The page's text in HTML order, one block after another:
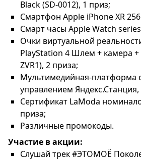
Black (SD-0012), 1 приз;
Смартфон Apple iPhone XR
Смарт часы Apple Watch
Очки виртуальной
PlayStation 4 Шлем + камера +
ZVR1), 2 приза;
Мультимедийная-платформа
управлением Яндекс.Станция,
Сертификат LaModa
приза;
Различные промокоды.
Участие в акции:
Слушай трек #ЭТОМОЁ